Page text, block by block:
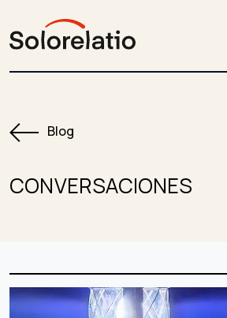
Blog
CONVERSACIONES